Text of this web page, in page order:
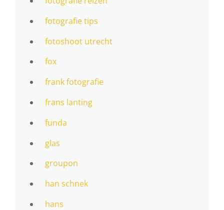
fotografie tips
fotoshoot utrecht
fox
frank fotografie
frans lanting
funda
glas
groupon
han schnek
hans